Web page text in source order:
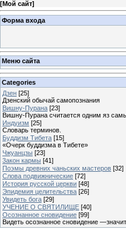
[Мой сайт]
Форма входа
Меню сайта
Categories
Дзен [25]
Дзенский обычай самопознания
Вишну-Пурана [23]
Вишну-Пурана считается одним яз
Индуизм [25]
Словарь терминов.
Буддизм Тибета [15]
«Очерк буддизма в Тибете»
Чжуанцзы [23]
3акон кармы [41]
Поэмы древних чаньских мастеров [32]
Слова подвижнические [72]
История русской церкви [48]
Эпидемия целительства [26]
Увидеть бога [29]
УЧЕНИЕ О СВЯТИЛИЩЕ [40]
Осознанное сновидение [99]
Видеть осознанное сновидение